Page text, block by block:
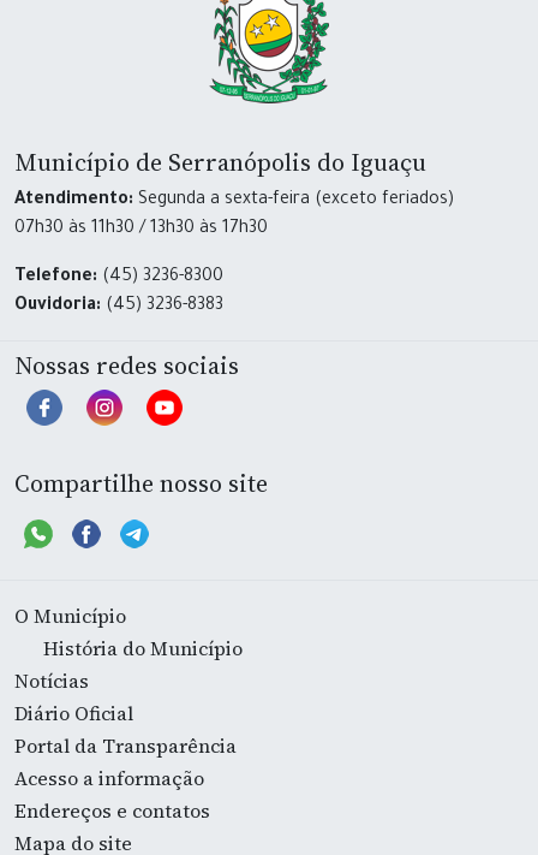
Município de Serranópolis do Iguaçu
Atendimento: Segunda a sexta-feira (exceto feriados)
07h30 às 11h30 / 13h30 às 17h30
Telefone: (45) 3236-8300
Ouvidoria: (45) 3236-8383
Nossas redes sociais
Compartilhe nosso site
O Município
História do Município
Notícias
Diário Oficial
Portal da Transparência
Acesso a informação
Endereços e contatos
Mapa do site